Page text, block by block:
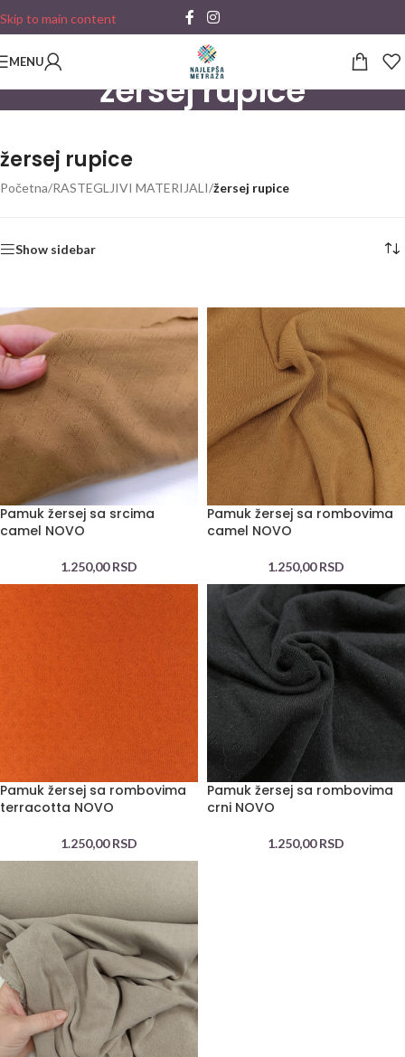
Skip to main content
MENU
žersej rupice
žersej rupice
Početna/RASTEGLJIVI MATERIJALI/žersej rupice
Show sidebar
Pamuk žersej sa srcima
camel NOVO
1.250,00RSD
Pamuk žersej sa rombovima
camel NOVO
1.250,00RSD
Pamuk žersej sa rombovima
terracotta NOVO
1.250,00RSD
Pamuk žersej sa rombovima
crni NOVO
1.250,00RSD